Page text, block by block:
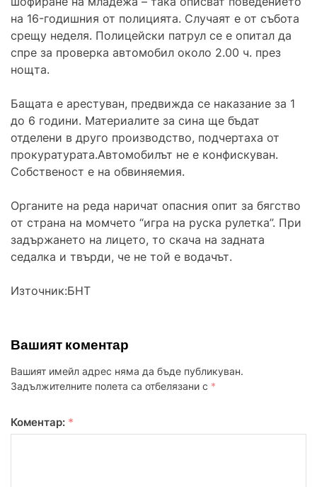
на 16-годишния от полицията. Случаят е от събота
срещу неделя. Полицейски патрул се е опитал да
спре за проверка автомобил около 2.00 ч. през
нощта.
Бащата е арестуван, предвижда се наказание за 1
до 6 години. Материалите за сина ще бъдат
отделени в друго производство, подчертаха от
прокуратурата.Автомобилът не е конфискуван.
Собственост е на обвиняемия.
Органите на реда наричат опасния опит за бягство
от страна на момчето “игра на руска рулетка”. При
задържането на лицето, то скача на задната
седалка и твърди, че не той е водачът.
Източник:БНТ
Вашият коментар
Вашият имейл адрес няма да бъде публикуван.
Задължителните полета са отбелязани с *
Коментар: *